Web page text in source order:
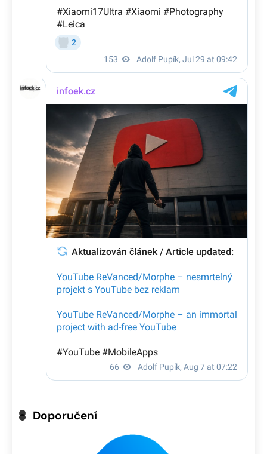
Doporučení